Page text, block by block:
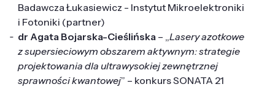
Badawcza Łukasiewicz - Instytut Mikroelektroniki
i Fotoniki (partner)
dr Agata Bojarska-Cieślińska– „Lasery azotkowe
z supersieciowym obszarem aktywnym: strategie
projektowania dla ultrawysokiej zewnętrznej
sprawności kwantowej” – konkurs SONATA 21